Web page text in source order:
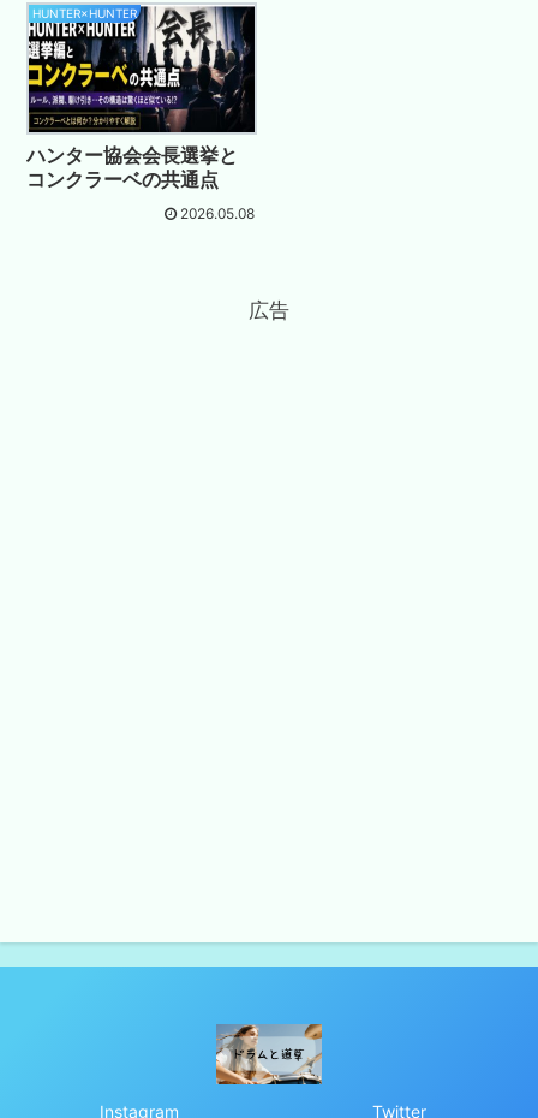
HUNTER×HUNTER
ハンター協会会長選挙と
コンクラーベの共通点
2026.05.08
広告
Instagram Twitter